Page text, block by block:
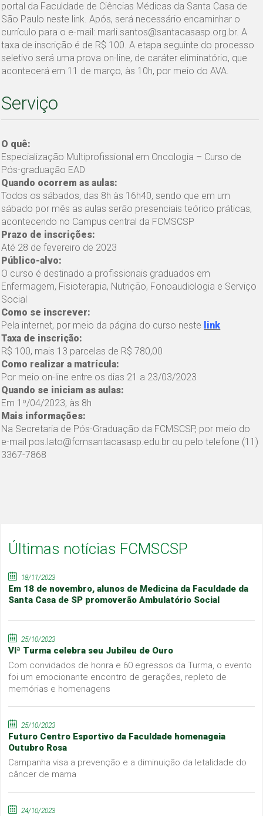
portal da Faculdade de Ciências Médicas da Santa Casa de
São Paulo neste link. Após, será necessário encaminhar o
currículo para o e-mail: marli.santos@santacasasp.org.br. A
taxa de inscrição é de R$ 100. A etapa seguinte do processo
seletivo será uma prova on-line, de caráter eliminatório, que
acontecerá em 11 de março, às 10h, por meio do AVA.
Serviço
O quê:
Especialização Multiprofissional em Oncologia – Curso de
Pós-graduação EAD
Quando ocorrem as aulas:
Todos os sábados, das 8h às 16h40, sendo que em um
sábado por mês as aulas serão presenciais teórico práticas,
acontecendo no Campus central da FCMSCSP
Prazo de inscrições:
Até 28 de fevereiro de 2023
Público-alvo:
O curso é destinado a profissionais graduados em
Enfermagem, Fisioterapia, Nutrição, Fonoaudiologia e Serviço
Social
Como se inscrever:
Pela internet, por meio da página do curso neste link
Taxa de inscrição:
R$ 100, mais 13 parcelas de R$ 780,00
Como realizar a matrícula:
Por meio on-line entre os dias 21 a 23/03/2023
Quando se iniciam as aulas:
Em 1º/04/2023, às 8h
Mais informações:
Na Secretaria de Pós-Graduação da FCMSCSP, por meio do
e-mail pos.lato@fcmsantacasasp.edu.br ou pelo telefone (11)
3367-7868
Últimas notícias FCMSCSP
18/11/2023
Em 18 de novembro, alunos de Medicina da Faculdade da
Santa Casa de SP promoverão Ambulatório Social
25/10/2023
VIª Turma celebra seu Jubileu de Ouro
Com convidados de honra e 60 egressos da Turma, o evento
foi um emocionante encontro de gerações, repleto de
memórias e homenagens
25/10/2023
Futuro Centro Esportivo da Faculdade homenageia
Outubro Rosa
Campanha visa a prevenção e a diminuição da letalidade do
câncer de mama
24/10/2023